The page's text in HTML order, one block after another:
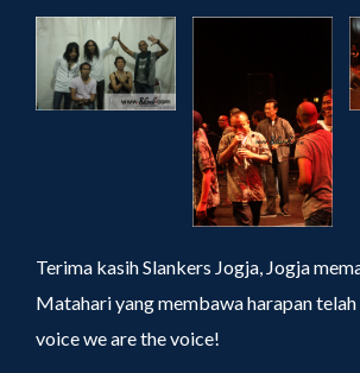
Terima kasih Slankers Jogja, Jogja
Matahari yang membawa harapan telah
voice we are the voice!